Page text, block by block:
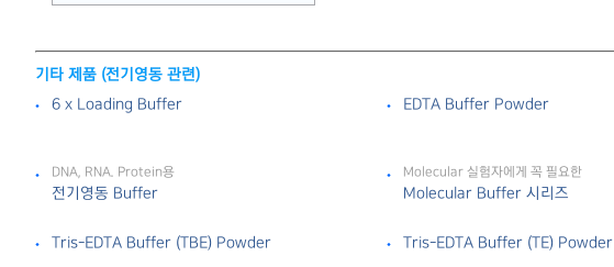
기타 제품 (전기영동 관련)
6 x Loading Buffer
EDTA Buffer Powder
DNA, RNA. Protein용
전기영동 Buffer
Molecular 실험자에게 꼭 필요한
Molecular Buffer 시리즈
Tris-EDTA Buffer (TBE) Powder Tris-EDTA Buffer (TE) Powder